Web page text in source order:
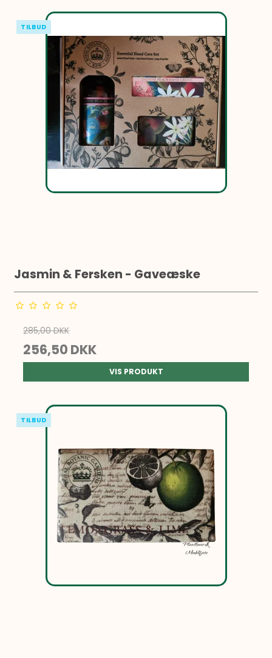
TILBUD
Jasmin & Fersken - Gaveæske
285,00 DKK
256,50 DKK
VIS PRODUKT
TILBUD